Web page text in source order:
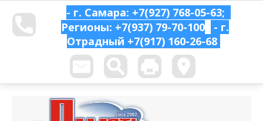
- г. Самара: +7(927) 768-05-63;
Регионы: +7(937) 79-70-100
- г.
Отрадный +7(917) 160-26-68